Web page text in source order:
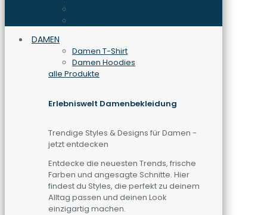
DAMEN
Damen T-Shirt
Damen Hoodies
alle Produkte
Erlebniswelt Damenbekleidung
Trendige Styles & Designs für Damen -
jetzt entdecken
Entdecke die neuesten Trends, frische
Farben und angesagte Schnitte. Hier
findest du Styles, die perfekt zu deinem
Alltag passen und deinen Look
einzigartig machen.